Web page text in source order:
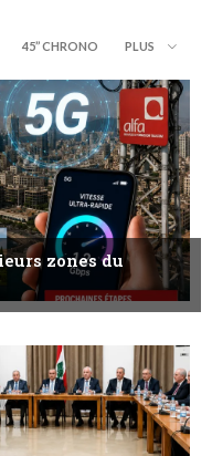
45’’ CHRONO PLUS
zones du